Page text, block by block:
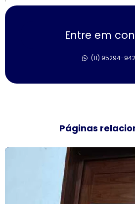
Empresa de janela sobreposta de
Empresa de janela sobreposta de
Empresa de janela vidro
Empresas de esquadrias de
Esquadria de alumínio amadeirado
Esquadria alumínio janela preço
Esquadria de alumínio preço metro
Entre em
(11) 95294-
Páginas